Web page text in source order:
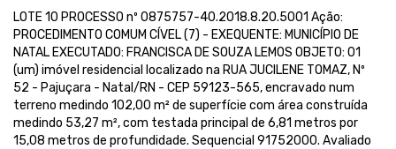
LOTE 10 PROCESSO nº 0875757-40.2018.8.20.5001 Ação:
PROCEDIMENTO COMUM CÍVEL (7) - EXEQUENTE: MUNICÍPIO DE
NATAL EXECUTADO: FRANCISCA DE SOUZA LEMOS OBJETO: 01
(um) imóvel residencial localizado na RUA JUCILENE TOMAZ, Nº
52 - Pajuçara - Natal/RN - CEP 59123-565, encravado num
terreno medindo 102,00 m² de superfície com área construída
medindo 53,27 m², com testada principal de 6,81 metros por
15,08 metros de profundidade. Sequencial 91752000. Avaliado